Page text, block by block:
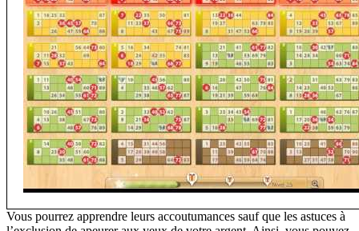
Vous pourrez apprendre leurs accoutumances sauf que les astuces à